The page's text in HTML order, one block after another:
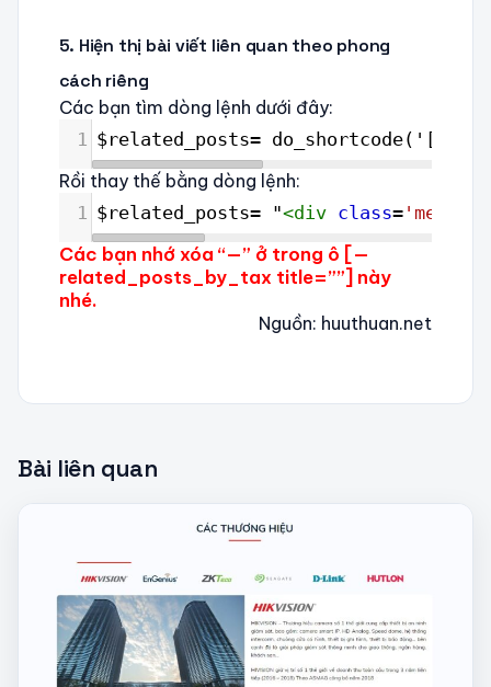
5. Hiện thị bài viết liên quan theo phong
cách riêng
Các bạn tìm dòng lệnh dưới đây:
1 $related_posts=
Rồi thay thế bằng dòng lệnh:
1 $related_posts= "<div class='meta-
Các bạn nhớ xóa “—” ở trong ô [—
related_posts_by_tax title=””] này
nhé.
Nguồn: huuthuan.net
Bài liên quan